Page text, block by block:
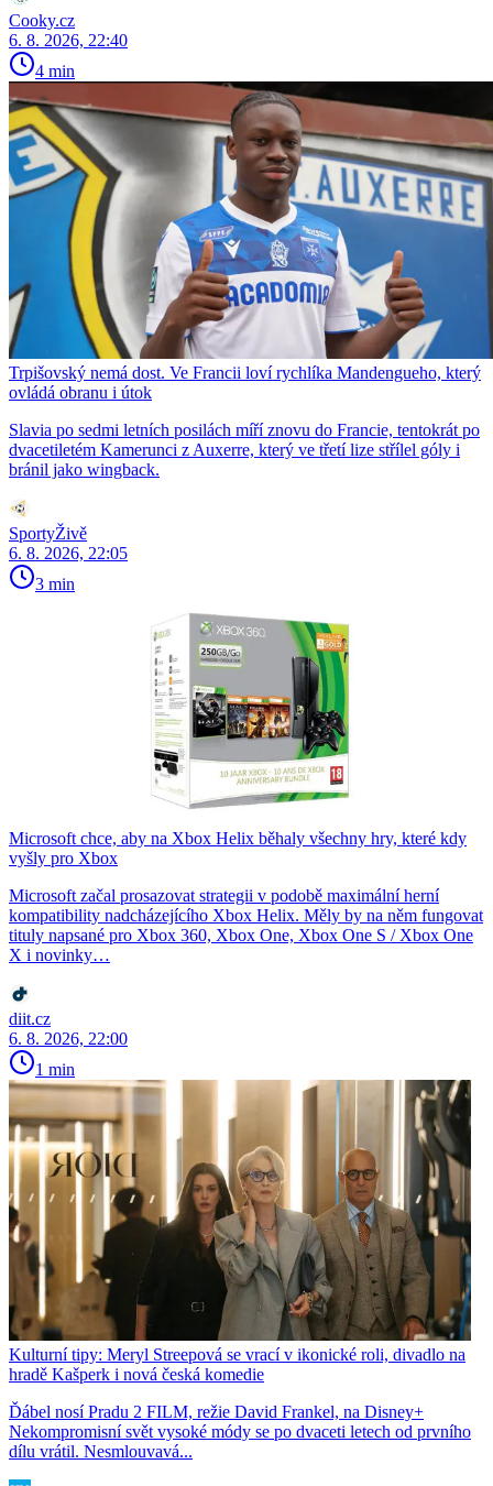
Cooky.cz
6. 8. 2026, 22:40
4 min
Trpišovský nemá dost. Ve Francii loví rychlíka Mandengueho, který
ovládá obranu i útok
Slavia po sedmi letních posilách míří znovu do Francie, tentokrát po
dvacetiletém Kamerunci z Auxerre, který ve třetí lize střílel góly i
bránil jako wingback.
SportyŽivě
6. 8. 2026, 22:05
3 min
Microsoft chce, aby na Xbox Helix běhaly všechny hry, které kdy
vyšly pro Xbox
Microsoft začal prosazovat strategii v podobě maximální herní
kompatibility nadcházejícího Xbox Helix. Měly by na něm fungovat
tituly napsané pro Xbox 360, Xbox One, Xbox One S / Xbox One
X i novinky…
diit.cz
6. 8. 2026, 22:00
1 min
Kulturní tipy: Meryl Streepová se vrací v ikonické roli, divadlo na
hradě Kašperk i nová česká komedie
Ďábel nosí Pradu 2 FILM, režie David Frankel, na Disney+
Nekompromisní svět vysoké módy se po dvaceti letech od prvního
dílu vrátil. Nesmlouvavá...